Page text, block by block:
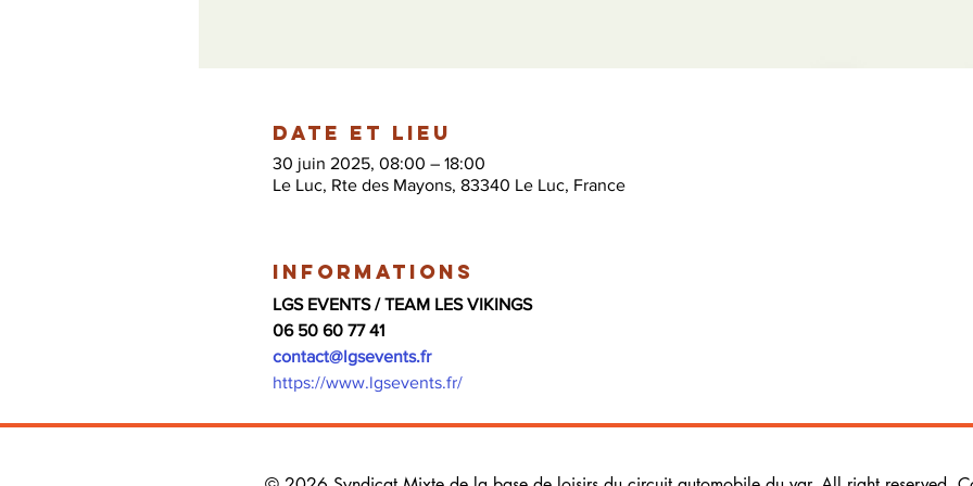
Date et lieu
30 juin 2025, 08:00 – 18:00
Le Luc, Rte des Mayons, 83340 Le Luc, France
Informations
LGS EVENTS / TEAM LES VIKINGS
06 50 60 77 41
contact@lgsevents.fr
https://www.lgsevents.fr/